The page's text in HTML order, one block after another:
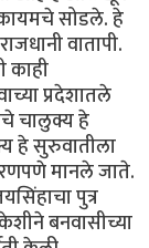
सोडले. हे
वातापी.
काही
प्रदेशातले
चालुक्य हे
हे सुरुवातीला
मानले जाते.
पुत्र
बनवासीच्या